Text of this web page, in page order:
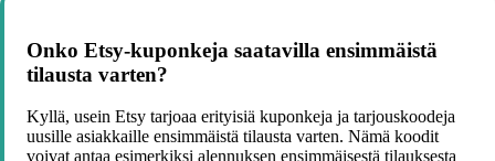
Onko Etsy-kuponkeja saatavilla ensimmäistä
tilausta varten?
Kyllä, usein Etsy tarjoaa erityisiä kuponkeja ja tarjouskoodeja
uusille asiakkaille ensimmäistä tilausta varten. Nämä koodit
voivat antaa esimerkiksi alennuksen ensimmäisestä tilauksesta